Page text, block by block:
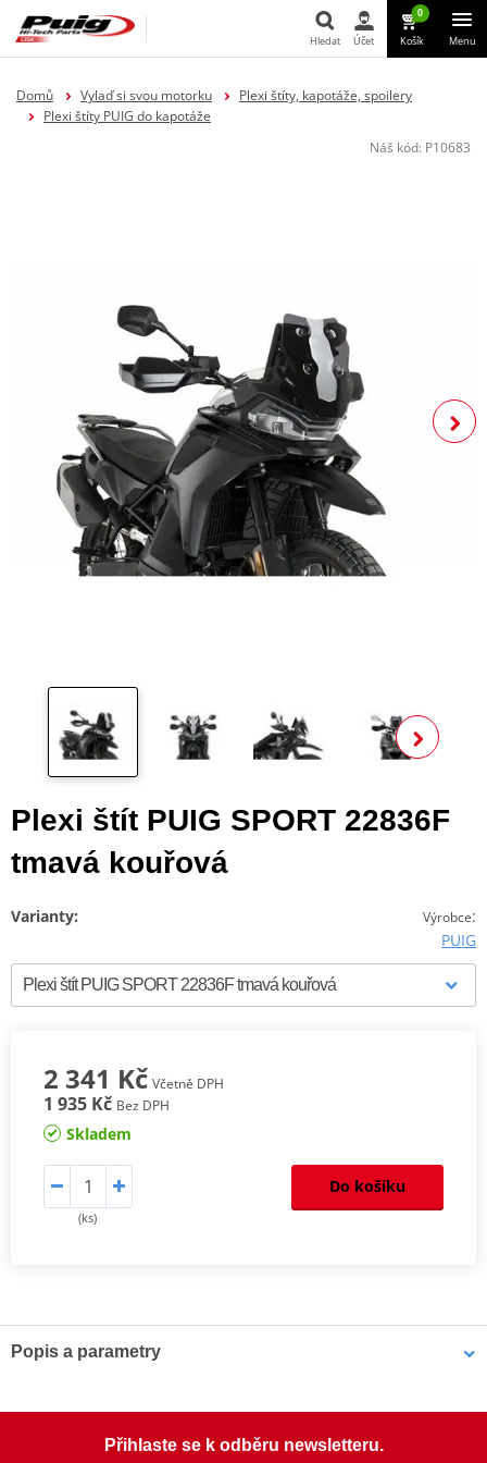
Hledat
Hledat Účet
0
Košík Menu
Domů Vylaď si svou motorku
Plexi štíty, kapotáže, spoilery
Plexi štíty PUIG do kapotáže
Náš kód: P10683
Plexi štít PUIG SPORT 22836F
tmavá kouřová
Výrobce:
PUIG
Varianty:
2 341 Kč Včetně DPH
1 935 Kč Bez DPH
Skladem
(ks)
Do košíku
Popis a parametry
funkčnost ve stejném poměru, pro jezdce, kteří hledají doplněk
zlepšující vzhled jejich motocyklu. Díky různým barevným
Přihlaste se k odběru newsletteru.